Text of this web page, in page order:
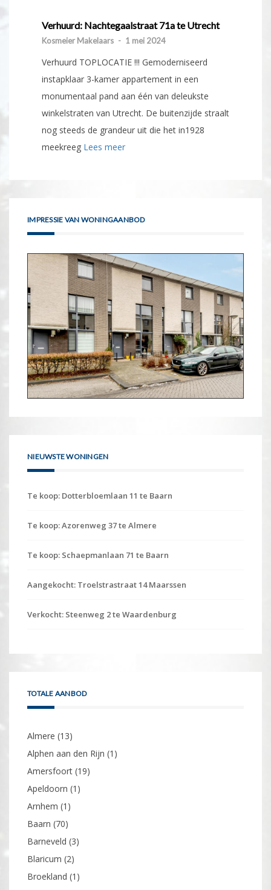
Verhuurd: Nachtegaalstraat 71a te Utrecht
Kosmeier Makelaars - 1 mei 2024
Verhuurd TOPLOCATIE !!! Gemoderniseerd
instapklaar 3-kamer appartement in een
monumentaal pand aan één van deleukste
winkelstraten van Utrecht. De buitenzijde straalt
nog steeds de grandeur uit die het in1928
meekreeg Lees meer
IMPRESSIE VAN WONINGAANBOD
NIEUWSTE WONINGEN
Te koop: Dotterbloemlaan 11 te Baarn
Te koop: Azorenweg 37 te Almere
Te koop: Schaepmanlaan 71 te Baarn
Aangekocht: Troelstrastraat 14 Maarssen
Verkocht: Steenweg 2 te Waardenburg
TOTALE AANBOD
Almere (13)
Alphen aan den Rijn (1)
Amersfoort (19)
Apeldoorn (1)
Arnhem (1)
Baarn (70)
Barneveld (3)
Blaricum (2)
Broekland (1)